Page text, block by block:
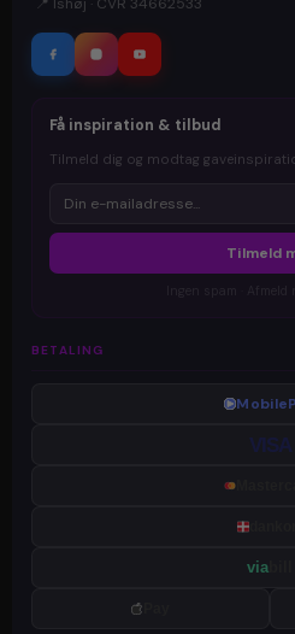
Få inspiration & tilbud
Tilmeld dig og modtag
Tilmeld
BETALING
VISA
via